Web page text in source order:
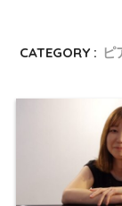
CATEGORY : ピ